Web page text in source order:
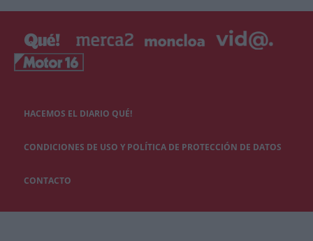
HACEMOS EL DIARIO QUÉ!
CONDICIONES DE USO Y POLÍTICA DE PROTECCIÓN DE DATOS
CONTACTO